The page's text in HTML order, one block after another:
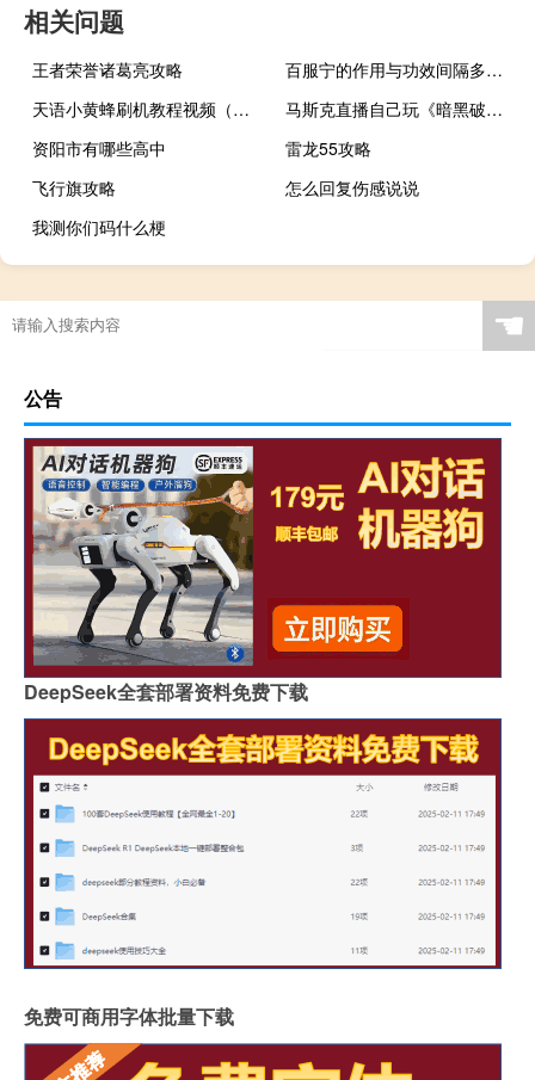
相关问题
王者荣誉诸葛亮攻略
百服宁的作用与功效间隔多少时间（百服宁的作用与功效）
天语小黄蜂刷机教程视频（天语小黄蜂刷机）
马斯克直播自己玩《暗黑破坏神4》称当初学编程就是为了玩游戏
资阳市有哪些高中
雷龙55攻略
飞行旗攻略
怎么回复伤感说说
我测你们码什么梗
☚
公告
DeepSeek全套部署资料免费下载
免费可商用字体批量下载